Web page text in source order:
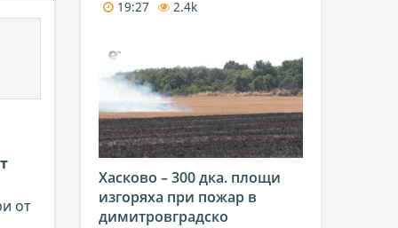
от
19:27
2.4k
Хасково – 300 дка. площи
изгоряха при пожар в
димитровградско